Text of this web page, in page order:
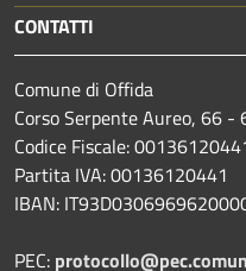
CONTATTI
Comune di Offida
Corso Serpente Aureo, 66 -
Codice Fiscale:
Partita IVA: 00136120441
IBAN:
PEC: